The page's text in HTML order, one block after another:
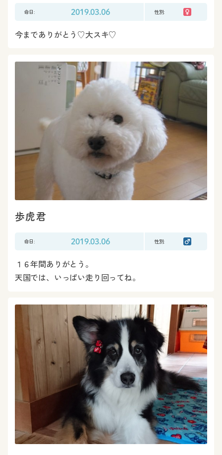
命日: 2019.03.06 性別:
今までありがとう♡大スキ♡
歩虎君
命日: 2019.03.06 性別:
１６年間ありがとう。
天国では、いっぱい走り回ってね。